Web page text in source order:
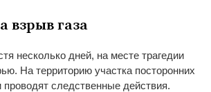
взрыв газа
несколько дней, на месте трагедии
На территорию участка посторонних
проводят следственные действия.